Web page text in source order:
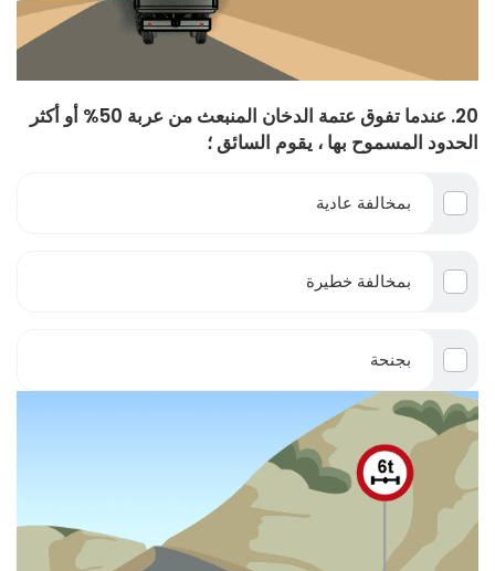
20. عندما تفوق عتمة الدخان المنبعث من عربة 50% أو أكثر
الحدود المسموح بها ، يقوم السائق ؛
بمخالفة عادية
بمخالفة خطيرة
بجنحة